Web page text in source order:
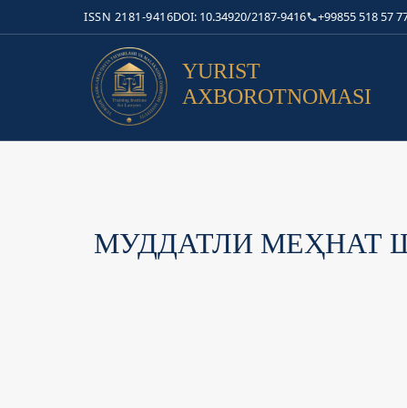
ISSN 2181-9416DOI: 10.34920/2187-9416 +99855 518 57
YURIST
AXBOROTNOMASI
МУДДАТЛИ МЕҲНАТ